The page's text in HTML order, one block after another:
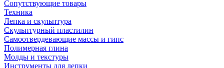
Сопутствующие товары
Техника
Лепка и скульптура
Скульптурный пластилин
Самоотвердевающие массы и гипс
Полимерная глина
Молды и текстуры
Инструменты для лепки